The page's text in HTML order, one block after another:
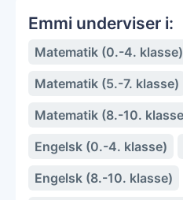
Emmi underviser i:
Matematik (0.-4. klasse)
Matematik (5.-7. klasse)
Matematik (8.-10.
Engelsk (0.-4. klasse)
Engelsk (8.-10. klasse)